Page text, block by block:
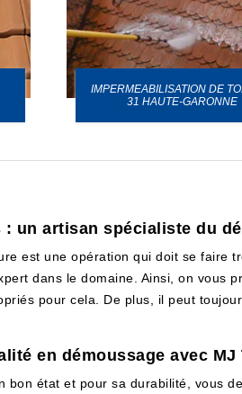
IMPERMEABILISATION DE
31 HAUTE-GARONNE
: un artisan spécialiste du
est une opération qui doit se faire
dans le domaine. Ainsi, on vous
pour cela. De plus, il peut
en démoussage avec
bon état et pour sa durabilité, vous